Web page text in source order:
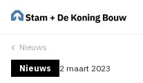
Nieuws
Nieuws 2 maart 2023